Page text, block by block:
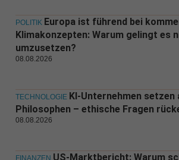
POLITIK Europa ist führend bei
Klimakonzepten: Warum gelingt es
umzusetzen?
08.08.2026
TECHNOLOGIE KI-Unternehmen setzen
Philosophen – ethische Fragen
08.08.2026
FINANZEN US-Marktbericht: Warum